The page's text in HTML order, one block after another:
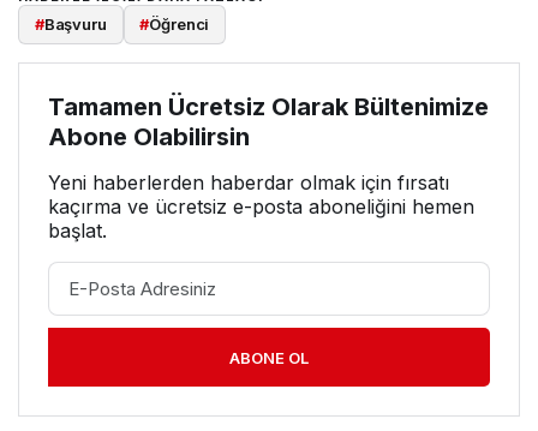
#Başvuru #Öğrenci
Tamamen Ücretsiz Olarak Bültenimize
Abone Olabilirsin
Yeni haberlerden haberdar olmak için fırsatı
kaçırma ve ücretsiz e-posta aboneliğini hemen
başlat.
ABONE OL